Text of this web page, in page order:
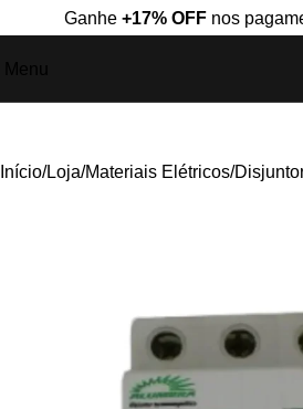
Ganhe +17% OFF nos
Início Loja Materiais Elétricos